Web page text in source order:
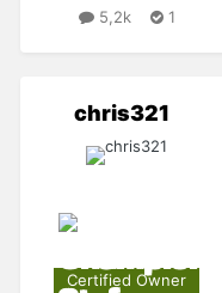
5,2k 1
chris321
Certified Owner